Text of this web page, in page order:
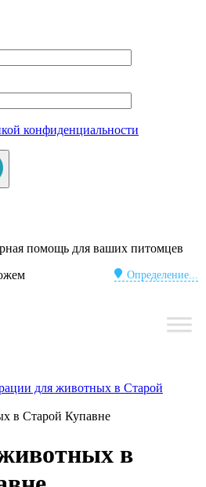
конфиденциальности
помощь для ваших питомцев
Определение...
для животных в Старой
в Старой Купавне
в